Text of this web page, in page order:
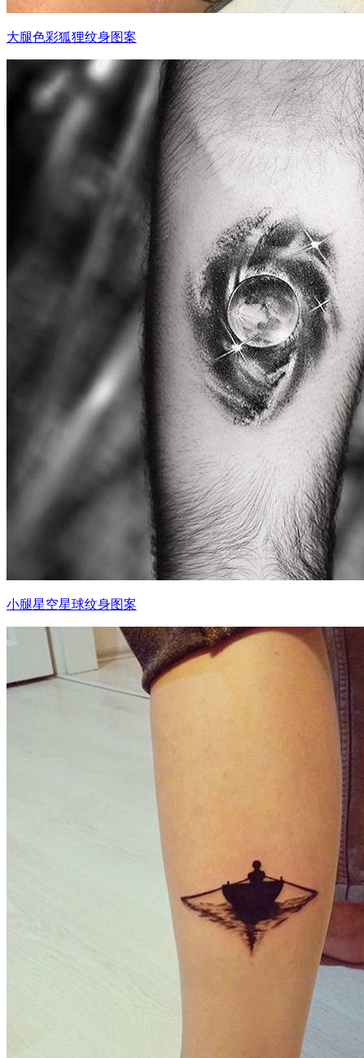
大腿色彩狐狸纹身图案
小腿星空星球纹身图案